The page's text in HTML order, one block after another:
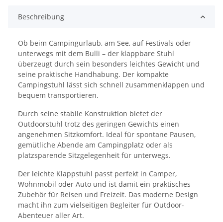
Beschreibung
Ob beim Campingurlaub, am See, auf Festivals oder
unterwegs mit dem Bulli – der klappbare Stuhl
überzeugt durch sein besonders leichtes Gewicht und
seine praktische Handhabung. Der kompakte
Campingstuhl lässt sich schnell zusammenklappen und
bequem transportieren.
Durch seine stabile Konstruktion bietet der
Outdoorstuhl trotz des geringen Gewichts einen
angenehmen Sitzkomfort. Ideal für spontane Pausen,
gemütliche Abende am Campingplatz oder als
platzsparende Sitzgelegenheit für unterwegs.
Der leichte Klappstuhl passt perfekt in Camper,
Wohnmobil oder Auto und ist damit ein praktisches
Zubehör für Reisen und Freizeit. Das moderne Design
macht ihn zum vielseitigen Begleiter für Outdoor-
Abenteuer aller Art.